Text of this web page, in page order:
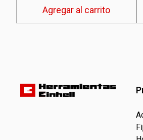
Agregar al carrito